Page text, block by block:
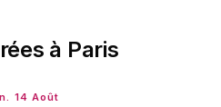
à Paris
14 Août